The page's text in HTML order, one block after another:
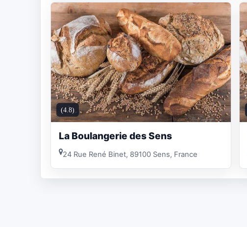
(4.8)
La Boulangerie des Sens
24 Rue René Binet, 89100 Sens, France